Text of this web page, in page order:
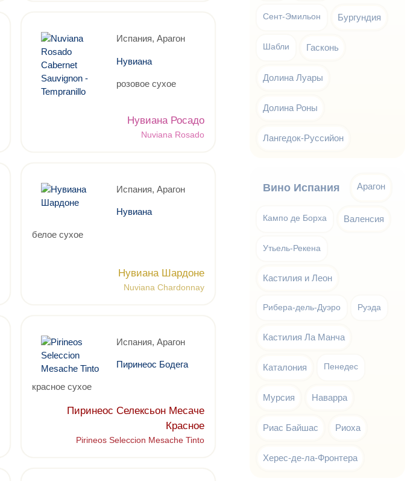
Испания, Арагон
Нувиана
розовое сухое
Нувиана Росадо
Nuviana Rosado
Испания, Арагон
Нувиана
белое сухое
Нувиана Шардоне
Nuviana Chardonnay
Испания, Арагон
Пиринеос Бодега
красное сухое
Пиринеос Селексьон Месаче
Красное
Pirineos Seleccion Mesache Tinto
Сент-Эмильон Бургундия
Шабли Гасконь
Долина Луары
Долина Роны
Лангедок-Руссийон
Вино Испания Арагон
Кампо де Борха Валенсия
Утьель-Рекена
Кастилия и Леон
Рибера-дель-Дуэро Руэда
Кастилия Ла Манча
Каталония Пенедес
Мурсия Наварра
Риас Байшас Риоха
Херес-де-ла-Фронтера